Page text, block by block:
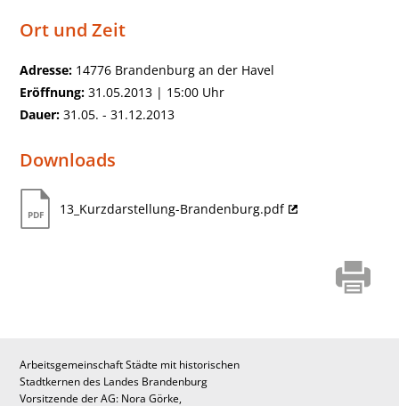
Ort und Zeit
Adresse: 14776 Brandenburg an der Havel
Eröffnung: 31.05.2013 | 15:00 Uhr
Dauer: 31.05. - 31.12.2013
Downloads
13_Kurzdarstellung-Brandenburg.pdf
Arbeitsgemeinschaft Städte mit historischen
Stadtkernen des Landes Brandenburg
Vorsitzende der AG: Nora Görke,